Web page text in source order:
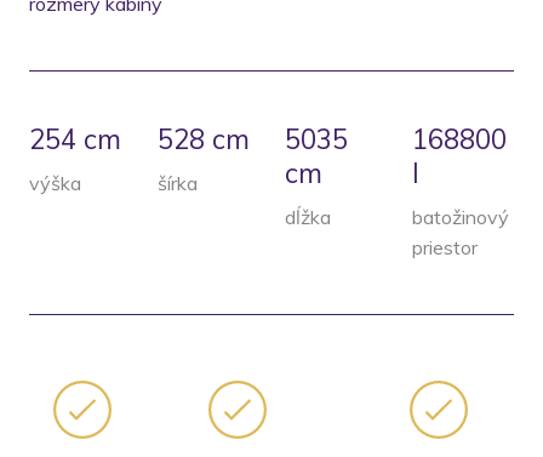
254 cm
výška
528 cm
šírka
5035
cm
dĺžka
168800
l
batožinový
priestor